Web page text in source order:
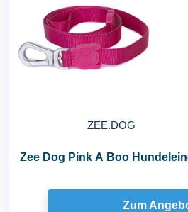
ZEE.DOG
Zee Dog Pink A Boo
Zum